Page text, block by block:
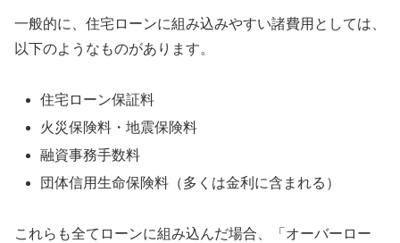
一般的に、住宅ローンに組み込みやすい諸費用としては、
以下のようなものがあります。
住宅ローン保証料
火災保険料・地震保険料
融資事務手数料
団体信用生命保険料（多くは金利に含まれる）
これらも全てローンに組み込んだ場合、「オーバーロー